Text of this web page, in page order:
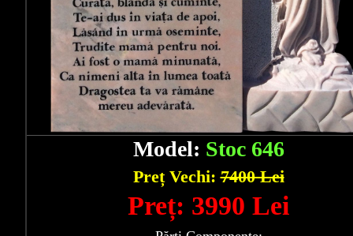
Model: Stoc 646
Preț Vechi:7400 Lei
Preț: 3990 Lei